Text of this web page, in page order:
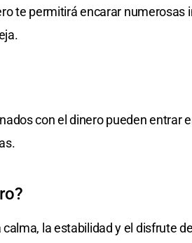
te permitirá encarar numerosas
con el dinero pueden entrar
la estabilidad y el disfrute